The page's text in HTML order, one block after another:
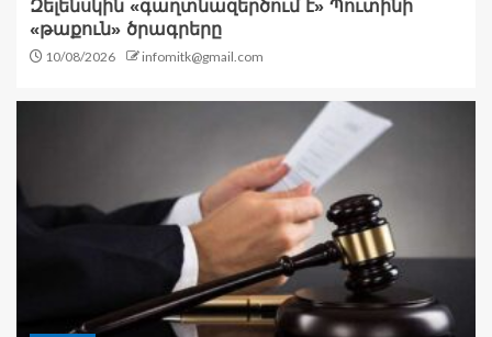
Զելենսկին «գաղտնազերծում է» Պուտինի
«թաքուն» ծրագրերը
10/08/2026 infomitk@gmail.com